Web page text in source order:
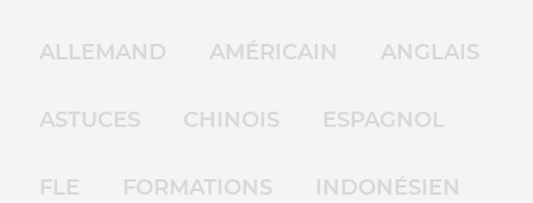
ALLEMAND AMÉRICAIN ANGLAIS
ASTUCES CHINOIS ESPAGNOL
FLE FORMATIONS INDONÉSIEN